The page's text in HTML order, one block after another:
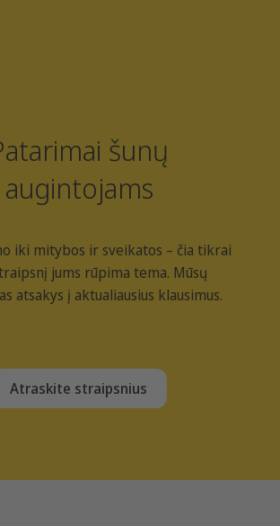
šunų
augintojams
iki mitybos ir sveikatos – čia tikrai
jums rūpima tema. Mūsų
atsakys į aktualiausius klausimus.
Atraskite straipsnius